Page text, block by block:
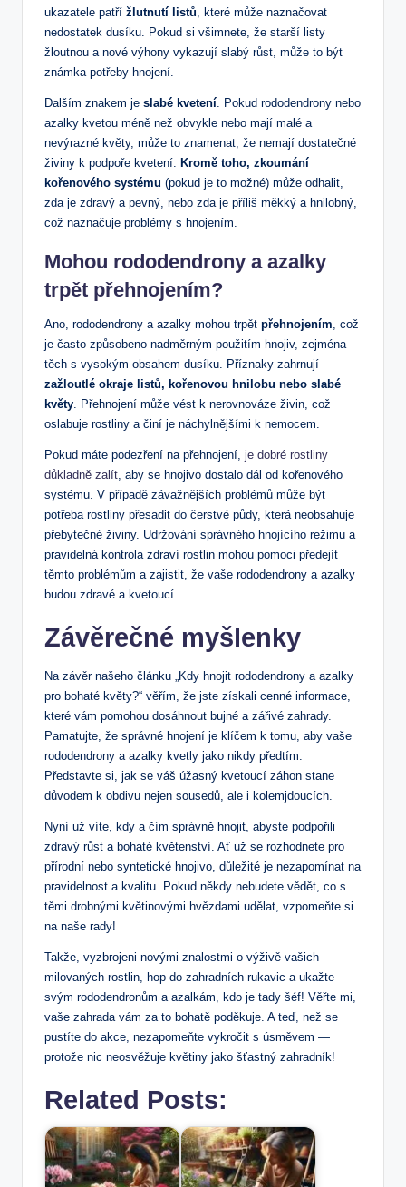
ukazatele patří‌ žlutnutí listů , které může naznačovat
⁣nedostatek dusíku. Pokud si všimnete, že starší listy
žloutnou a nové výhony vykazují slabý růst, může to být​
známka potřeby hnojení.
Dalším znakem je slabé​ kvetení . Pokud rododendrony nebo
azalky kvetou méně než obvykle nebo mají malé a
nevýrazné květy, může to znamenat, že nemají dostatečné⁤
živiny k podpoře kvetení.
Kromě toho, zkoumání
kořenového systému (pokud je to možné) může odhalit,
zda je zdravý a pevný, nebo zda je příliš měkký ‍a hnilobný,​
což naznačuje problémy s hnojením.
Mohou rododendrony a azalky
trpět přehnojením?
Ano, rododendrony a azalky mohou trpět přehnojením , což
je často způsobeno nadměrným ​použitím hnojiv, ⁤zejména
těch s vysokým obsahem dusíku. Příznaky zahrnují
zažloutlé okraje listů, kořenovou hnilobu‍ nebo slabé
květy . Přehnojení může vést k nerovnováze živin, což
oslabuje rostliny a činí je náchylnějšími k nemocem.
Pokud máte podezření na přehnojení,‍ je dobré rostliny
důkladně zalít , aby se hnojivo dostalo dál od kořenového
systému.⁤ V případě závažnějších problémů může‍ být
potřeba rostliny přesadit do čerstvé ⁢půdy, která neobsahuje
⁢přebytečné živiny. Udržování správného hnojícího režimu a
pravidelná kontrola zdraví rostlin mohou pomoci předejít
těmto​ problémům a zajistit, že vaše rododendrony a azalky
‌budou zdravé a kvetoucí.
Závěrečné myšlenky
Na závěr našeho‌ článku „Kdy hnojit rododendrony a azalky
pro⁤ bohaté květy?“ věřím, ⁣že jste získali‌ cenné informace,
které vám pomohou dosáhnout bujné a zářivé⁤ zahrady.⁣
Pamatujte, že správné hnojení je klíčem k tomu, aby‌ vaše
rododendrony a azalky⁤ kvetly ​jako ‍nikdy ​předtím.
Představte si, jak se váš úžasný kvetoucí záhon stane
důvodem k obdivu nejen sousedů, ale i kolemjdoucích.
Nyní už víte, kdy a čím správně‍ hnojit, ​abyste podpořili
zdravý růst a bohaté květenství. Ať už ⁣se rozhodnete pro
přírodní nebo syntetické⁢ hnojivo, důležité je nezapomínat na
pravidelnost a ⁤kvalitu. Pokud někdy nebudete‌ vědět, co s
těmi drobnými⁢ květinovými hvězdami udělat, vzpomeňte si
na⁣ naše rady!
Takže, vyzbrojeni novými znalostmi o výživě vašich
milovaných rostlin, hop do zahradních rukavic a ukažte
svým rododendronům a azalkám, kdo je ⁤tady šéf! Věřte mi,
vaše zahrada vám za ⁣to⁢ bohatě ⁢poděkuje. A teď, než se
pustíte do akce, nezapomeňte vykročit s úsměvem —
protože nic neosvěžuje květiny jako šťastný zahradník!
Related Posts: